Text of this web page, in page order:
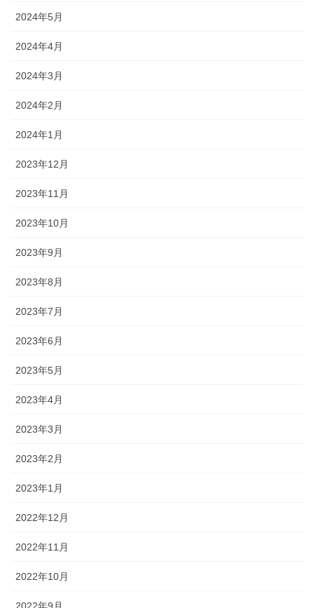
2024年5月
2024年4月
2024年3月
2024年2月
2024年1月
2023年12月
2023年11月
2023年10月
2023年9月
2023年8月
2023年7月
2023年6月
2023年5月
2023年4月
2023年3月
2023年2月
2023年1月
2022年12月
2022年11月
2022年10月